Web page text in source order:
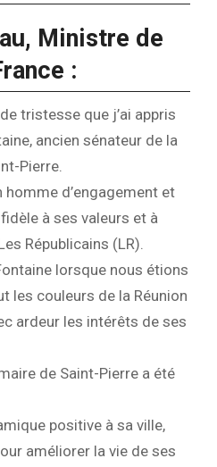
Ministre de
:
tristesse que j’ai appris
ancien sénateur de la
Pierre.
d’engagement et
à ses valeurs et à
Républicains (LR).
lorsque nous étions
les couleurs de la Réunion
ardeur les intérêts de ses
de Saint-Pierre a été
positive à sa ville,
améliorer la vie de ses